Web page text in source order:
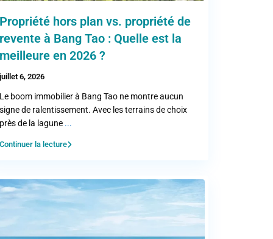
Propriété hors plan vs. propriété de
revente à Bang Tao : Quelle est la
meilleure en 2026 ?
juillet 6, 2026
Le boom immobilier à Bang Tao ne montre aucun
signe de ralentissement. Avec les terrains de choix
près de la lagune ...
Continuer la lecture